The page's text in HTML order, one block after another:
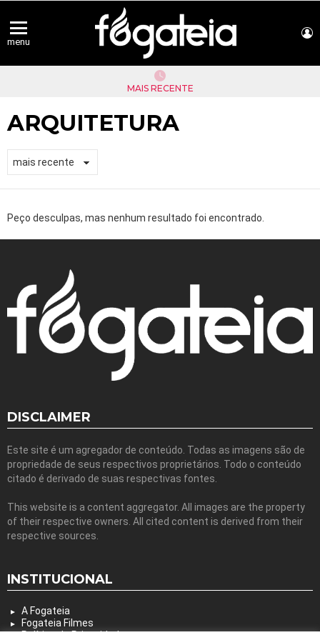
menu
MAIS RECENTE
ARQUITETURA
Peço desculpas, mas nenhum resultado foi encontrado.
DISCLAIMER
Este site é um agregador de conteúdo. Todas as imagens são de
propriedade de seus respectivos proprietários. Todo o conteúdo
citado é derivado de suas respectivas fontes.
This website is a content aggregator. All images are the property
of their respective owners. All cited content is derived from their
respective sources.
INSTITUCIONAL
A Fogateia
Fogateia Filmes
Política de Privacidade